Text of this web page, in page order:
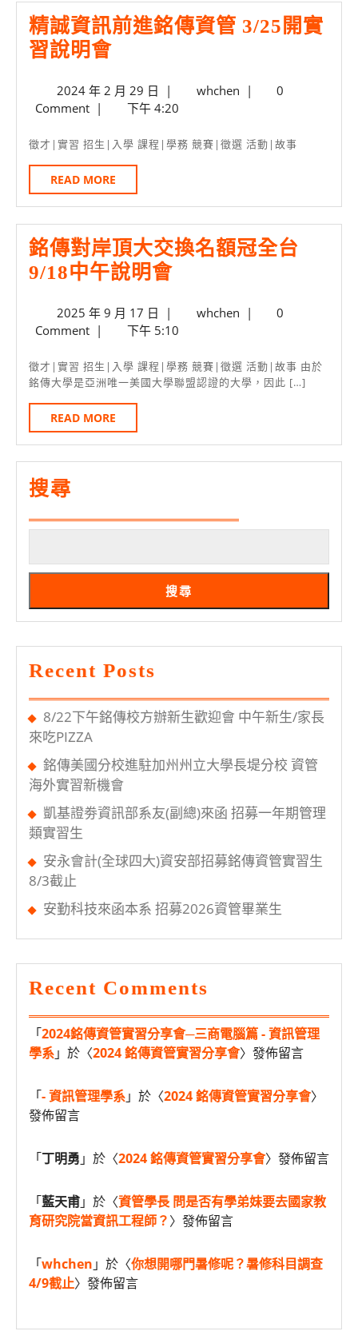
臺
大
院
軟
工
程
師
精誠資訊前進銘傳資管 3/25開實
習說明會精
資
前
進
銘
資
管
開
習
說
明
會
2024 年 2 月 29 日 2024
年
月
| whchenwhchen
|
0
Comment | 下午 4:20
徵才|實習 招生|入學 課程|學務 競賽|徵選 活動|故事
READ MORE
MORE
銘傳對岸頂大交換名額冠全台
9/18中午說明會銘
頂
大
換
名
全
台
9/18
中
會
2025 年 9 月 17 日 2025
年
月
17
| whchenwhchen
|
0
Comment | 下午 5:10
徵才|實習 招生|入學 課程|學務 競賽|徵選 活動|故事 由於
銘傳大學是亞洲唯一美國大學聯盟認證的大學，因此 […]
READ MORE
MORE
搜尋
搜尋
Recent Posts
8/22下午銘傳校方辦新生歡迎會 中午新生/家長
來吃PIZZA
銘傳美國分校進駐加州州立大學長堤分校 資管
海外實習新機會
凱基證劵資訊部系友(副總)來函 招募一年期管理
類實習生
安永會計(全球四大)資安部招募銘傳資管實習生
8/3截止
安勤科技來函本系 招募2026資管畢業生
Recent Comments
「2024銘傳資管實習分享會─三商電腦篇 - 資訊管理
學系」於〈2024 銘傳資管實習分享會〉發佈留言
「- 資訊管理學系」於〈2024 銘傳資管實習分享會〉
發佈留言
「丁明勇 」於〈2024 銘傳資管實習分享會〉發佈留言
「藍天甫」於〈資管學長 問是否有學弟妹要去國家教
育研究院當資訊工程師？〉發佈留言
「whchen 」於〈你想開哪門暑修呢？暑修科目調查
4/9截止〉發佈留言